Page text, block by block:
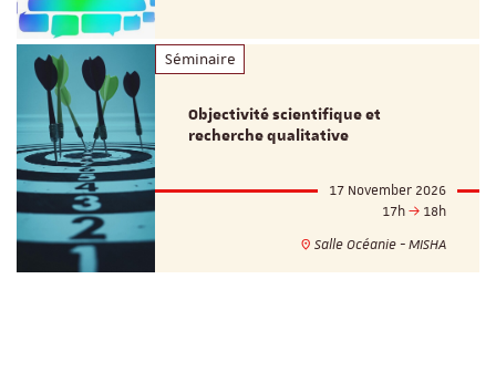
Séminaire
Objectivité scientifique et
recherche qualitative
17 November 2026
17h
18h
Salle Océanie - MISHA